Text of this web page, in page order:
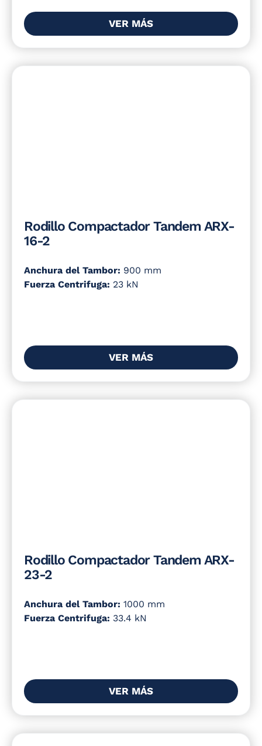
VER MÁS
Rodillo Compactador Tandem ARX-
16-2
Anchura del Tambor: 900 mm
Fuerza Centrifuga: 23 kN
VER MÁS
Rodillo Compactador Tandem ARX-
23-2
Anchura del Tambor: 1000 mm
Fuerza Centrifuga: 33.4 kN
VER MÁS